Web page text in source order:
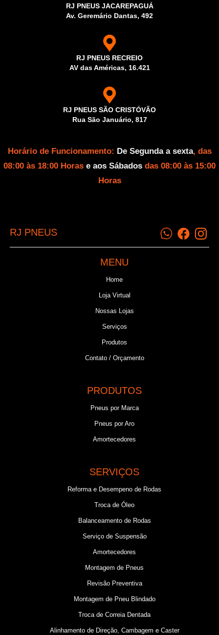
RJ PNEUS JACAREPAGUÁ
Av. Geremário Dantas, 492
RJ PNEUS RECREIO
AV das Américas, 16.421
RJ PNEUS SÃO CRISTÓVÃO
Rua São Januário, 817
Horário de Funcionamento: De Segunda a sexta, das
08:00 às 18:00 Horas e aos Sábados das 08:00 às 15:00
Horas
RJ PNEUS
MENU
Home
Loja Virtual
Nossas Lojas
Serviços
Produtos
Contato / Orçamento
PRODUTOS
Pneus por Marca
Pneus por Aro
Amortecedores
SERVIÇOS
Reforma e Desempeno de Rodas
Troca de Óleo
Balanceamento de Rodas
Serviço de Suspensão
Amortecedores
Montagem de Pneus
Revisão Preventiva
Montagem de Pneu Blindado
Troca de Correia Dentada
Alinhamento de Direção, Cambagem e Caster